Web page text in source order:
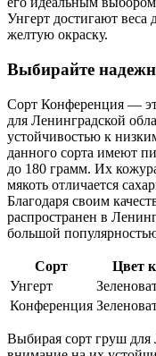
Унгерт достигают веса
желтую окраску.
Выбирайте
Сорт Конференция —
для Ленинградской
устойчивостью к
данного сорта имеют
до 180 грамм. Их
мякоть отличается
Благодаря своим
распространен в
большой
Сорт Цвет
Унгерт
Конференция
Выбирая сорт груш для